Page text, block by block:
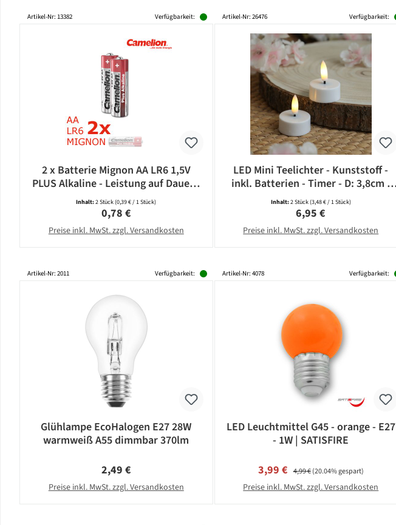
Artikel-Nr: 13382 Verfügbarkeit:
2 x Batterie Mignon AA LR6 1,5V
PLUS Alkaline - Leistung auf Dauer -
CAMELION
Inhalt:2 Stück(0,39 € / 1 Stück)
Regulärer Preis:
0,78 €
Preise inkl. MwSt. zzgl. Versandkosten
Artikel-Nr: 26476 Verfügbarkeit:
LED Mini Teelichter - Kunststoff -
inkl. Batterien - Timer - D: 3,8cm -
weiß - 2 Stück
Inhalt:2 Stück(3,48 € / 1 Stück)
Regulärer Preis:
6,95 €
Preise inkl. MwSt. zzgl. Versandkosten
Artikel-Nr: 2011 Verfügbarkeit:
Glühlampe EcoHalogen E27 28W
warmweiß A55 dimmbar 370lm
Regulärer Preis:
2,49 €
Preise inkl. MwSt. zzgl. Versandkosten
Artikel-Nr: 4078 Verfügbarkeit:
LED Leuchtmittel G45 - orange - E27
- 1W | SATISFIRE
Verkaufspreis:
3,99 € Regulärer Preis:
4,99 €(20.04% gespart)
Preise inkl. MwSt. zzgl. Versandkosten